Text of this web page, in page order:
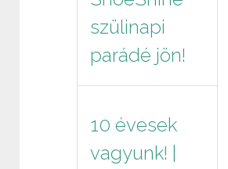
szülinapi
parádé jön!
10 évesek
vagyunk! |